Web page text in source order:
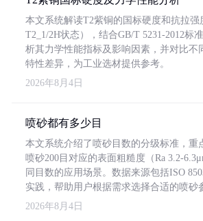
本文系统解读T2紫铜的国标硬度和抗拉强
T2_1/2H状态），结合GB/T 5231-2012标
析其力学性能指标及影响因素，并对比不
特性差异，为工业选材提供参考。
2026年8月4日
喷砂都有多少目
本文系统介绍了喷砂目数的分级标准，重
喷砂200目对应的表面粗糙度（Ra 3.2-
同目数的应用场景。数据来源包括ISO
实践，帮助用户根据需求选择合适的喷砂
2026年8月4日